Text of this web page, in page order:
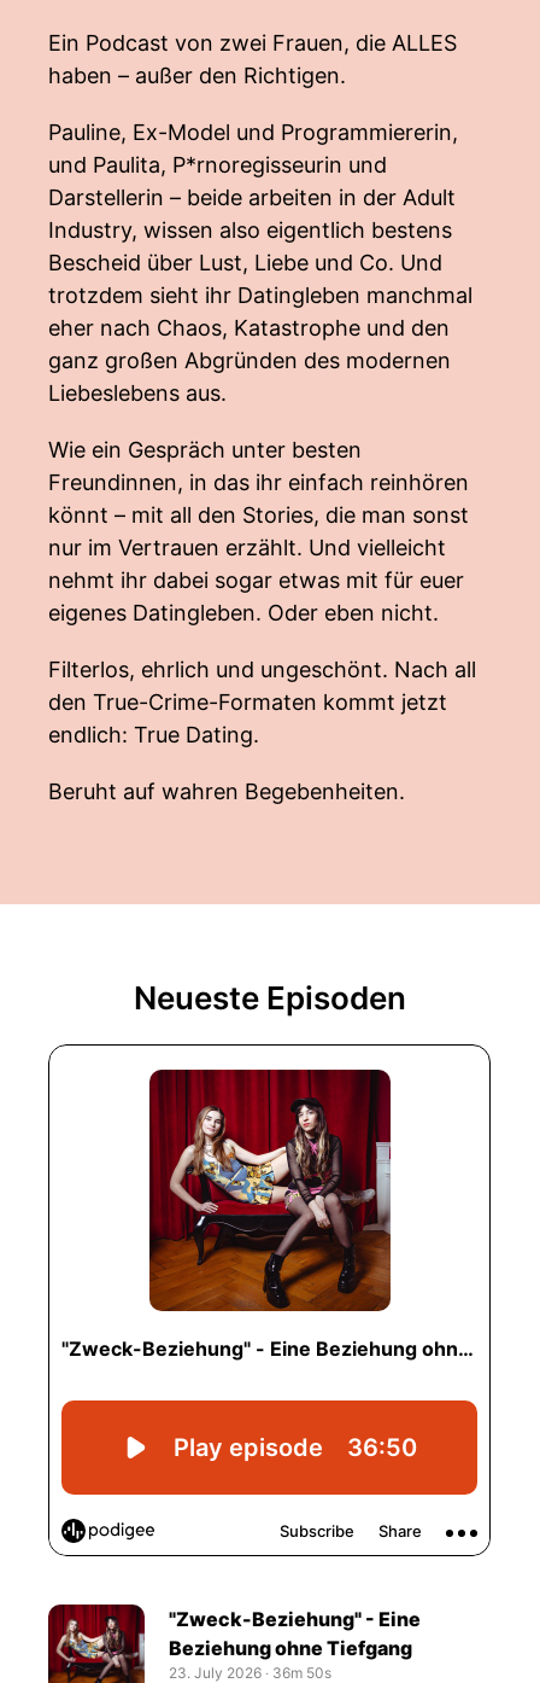
Ein Podcast von zwei Frauen, die ALLES
haben – außer den Richtigen.
Pauline, Ex-Model und Programmiererin,
und Paulita, P*rnoregisseurin und
Darstellerin – beide arbeiten in der Adult
Industry, wissen also eigentlich bestens
Bescheid über Lust, Liebe und Co. Und
trotzdem sieht ihr Datingleben manchmal
eher nach Chaos, Katastrophe und den
ganz großen Abgründen des modernen
Liebeslebens aus.
Wie ein Gespräch unter besten
Freundinnen, in das ihr einfach reinhören
könnt – mit all den Stories, die man sonst
nur im Vertrauen erzählt. Und vielleicht
nehmt ihr dabei sogar etwas mit für euer
eigenes Datingleben. Oder eben nicht.
Filterlos, ehrlich und ungeschönt. Nach all
den True-Crime-Formaten kommt jetzt
endlich: True Dating.
Beruht auf wahren Begebenheiten.
Neueste Episoden
"Zweck-Beziehung" - Eine
Beziehung ohne Tiefgang
23. July 2026 ‧ 36m 50s